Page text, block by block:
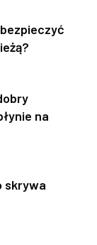
na
skrywa